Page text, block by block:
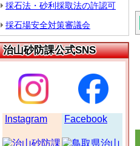
採石法・砂利採取法の許認可
採石場安全対策審議会
治山砂防課公式SNS
Instagram Facebook